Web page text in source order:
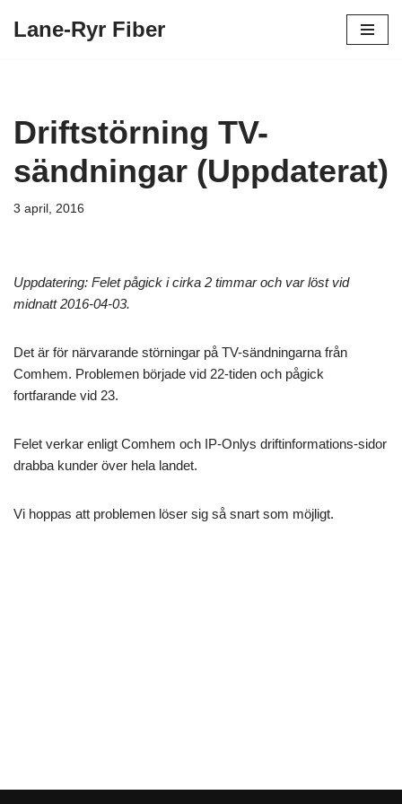
Lane-Ryr Fiber
Driftstörning TV-
sändningar (Uppdaterat)
3 april, 2016
Uppdatering: Felet pågick i cirka 2 timmar och var löst vid
midnatt 2016-04-03.
Det är för närvarande störningar på TV-sändningarna från
Comhem. Problemen började vid 22-tiden och pågick
fortfarande vid 23.
Felet verkar enligt Comhem och IP-Onlys driftinformations-sidor
drabba kunder över hela landet.
Vi hoppas att problemen löser sig så snart som möjligt.